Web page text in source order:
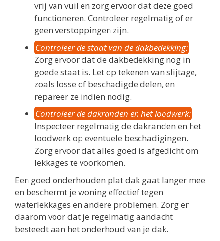
vrij van vuil en zorg ervoor dat deze goed
functioneren. Controleer regelmatig of er
geen verstoppingen zijn.
Controleer de staat van de dakbedekking:
Zorg ervoor dat de dakbedekking nog in
goede staat is. Let op tekenen van slijtage,
zoals losse of beschadigde delen, en
repareer ze indien nodig.
Controleer de dakranden en het loodwerk:
Inspecteer regelmatig de dakranden en het
loodwerk op eventuele beschadigingen.
Zorg ervoor dat alles goed is afgedicht om
lekkages te voorkomen.
Een goed onderhouden plat dak gaat langer mee
en beschermt je woning effectief tegen
waterlekkages en andere problemen. Zorg er
daarom voor dat je regelmatig aandacht
besteedt aan het onderhoud van je dak.